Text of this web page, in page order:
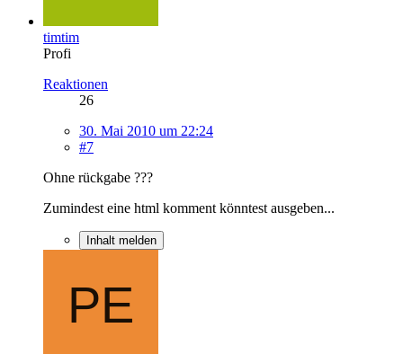
timtim
Profi
Reaktionen
26
30. Mai 2010 um 22:24
#7
Ohne rückgabe ???
Zumindest eine html komment könntest ausgeben...
Inhalt melden